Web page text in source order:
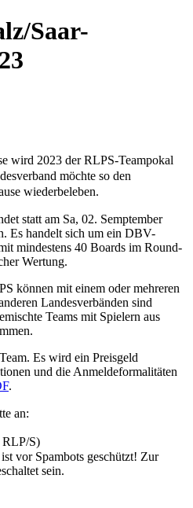
Saar-
wird 2023 der RLPS-Teampokal
möchte so den
wiederbeleben.
statt am Sa, 02. Semptember
Es handelt sich um ein DBV-
mindestens 40 Boards im Round-
Wertung.
können mit einem oder mehreren
Landesverbänden sind
Teams mit Spielern aus
Es wird ein Preisgeld
und die Anmeldeformalitäten
.
an:
RLP/S)
vor Spambots geschützt! Zur
sein.